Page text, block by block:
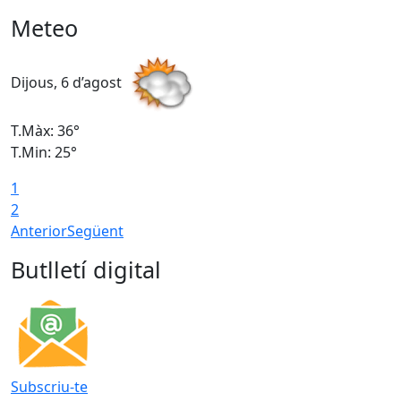
Meteo
Dijous, 6 d’agost
T.Màx: 36°
T.Min: 25°
1
2
AnteriorSegüent
Butlletí digital
Subscriu-te